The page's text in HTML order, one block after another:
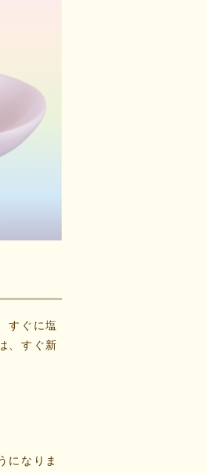
すぐに塩
、すぐ新
になりま